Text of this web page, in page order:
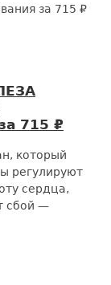
за 715 ₽
715 ₽
который
регулируют
сердца,
сбой —